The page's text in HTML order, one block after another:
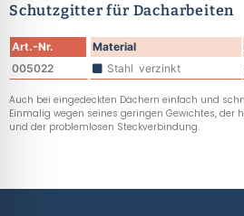
Schutzgitter für Dacharbeiten
Art.-Nr. Material
005022
Stahl verzinkt
Auch bei eingedeckten Dächern einfach und
Einmalig wegen seines geringen Gewichtes, der
und der problemlosen Steckverbindung.